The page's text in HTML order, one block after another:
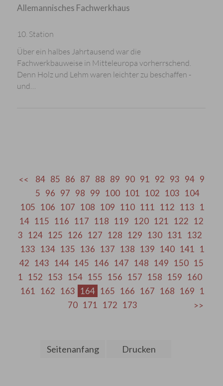
Allemannisches Fachwerkhaus
10. Station
Über ein halbes Jahrtausend war die
Fachwerkbauweise in Mitteleuropa vorherrschend.
Denn Holz und Lehm waren leichter zu beschaffen -
und…
84 85 86 87 88 89 90 91 92 93 94 9
5 96 97 98 99 100 101 102 103 104
105 106 107 108 109 110 111 112 113 1
14 115 116 117 118 119 120 121 122 12
3 124 125 126 127 128 129 130 131
132
133 134 135 136 137 138 139 140 141
1
42 143 144 145 146 147 148 149 150 15
1
152 153 154 155 156 157 158 159 160
161
162 163 164 165 166 167 168 169 1
70 171 172 173
Seitenanfang Drucken